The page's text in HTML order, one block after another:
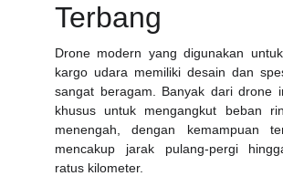
Terbang
Drone modern yang digunakan
kargo udara memiliki desain dan
sangat beragam. Banyak dari drone
khusus untuk mengangkut beban
menengah, dengan kemampuan
mencakup jarak pulang-pergi
ratus kilometer.